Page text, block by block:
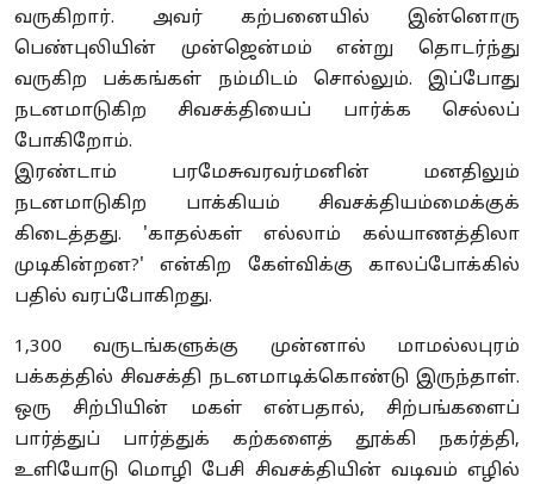
வருகிறார். அவர் கற்பனையில் இன்னொரு
பெண்புலியின் முன்ஜென்மம் என்று தொடர்ந்து
வருகிற பக்கங்கள் நம்மிடம் சொல்லும். இப்போது
நடனமாடுகிற சிவசக்தியைப் பார்க்க செல்லப்
போகிறோம்.
இரண்டாம் பரமேசுவரவர்மனின் மனதிலும்
நடனமாடுகிற பாக்கியம் சிவசக்தியம்மைக்குக்
கிடைத்தது. 'காதல்கள் எல்லாம் கல்யாணத்திலா
முடிகின்றன?' என்கிற கேள்விக்கு காலப்போக்கில்
பதில் வரப்போகிறது.
1,300 வருடங்களுக்கு முன்னால் மாமல்லபுரம்
பக்கத்தில் சிவசக்தி நடனமாடிக்கொண்டு இருந்தாள்.
ஒரு சிற்பியின் மகள் என்பதால், சிற்பங்களைப்
பார்த்துப் பார்த்துக் கற்களைத் தூக்கி நகர்த்தி,
உளியோடு மொழி பேசி சிவசக்தியின் வடிவம் எழில்